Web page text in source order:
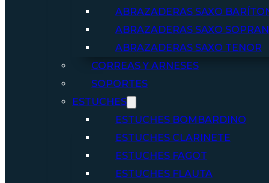
ABRAZADERAS SAXO
ABRAZADERAS SAXO
ABRAZADERAS SAXO TENOR
CORREAS Y ARNESES
SOPORTES
ESTUCHES
ESTUCHES BOMBARDINO
ESTUCHES CLARINETE
ESTUCHES FAGOT
ESTUCHES FLAUTA